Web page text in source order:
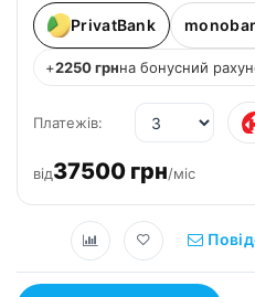
PrivatBank
+2250 грнна бонусний
Платежів:
від37500 грн/міс